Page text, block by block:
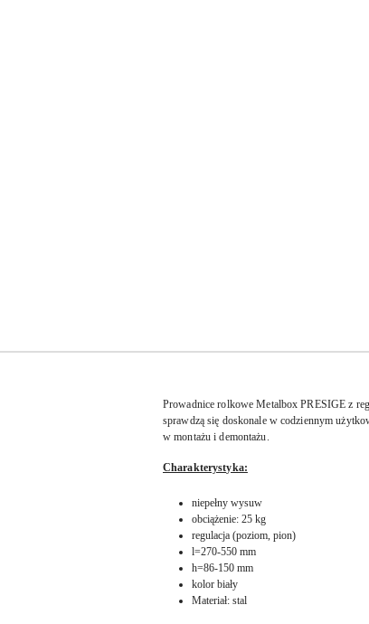
Prowadnice rolkowe Metalbox PRESIGE z
sprawdzą się doskonale w codziennym
w montażu i demontażu.
Charakterystyka:
niepełny wysuw
obciążenie: 25 kg
regulacja (poziom, pion)
l=270-550 mm
h=86-150 mm
kolor biały
Materiał: stal